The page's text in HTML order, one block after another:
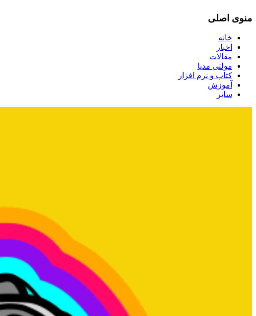
منوی اصلی
خانه
اخبار
مقالات
مولتی مدیا
کتاب و نرم افزار
آموزش
سایر